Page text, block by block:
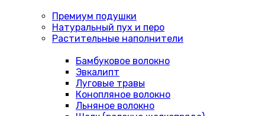
Премиум подушки
Натуральный пух и перо
Растительные наполнители
Бамбуковое волокно
Эвкалипт
Луговые травы
Конопляное волокно
Льняное волокно